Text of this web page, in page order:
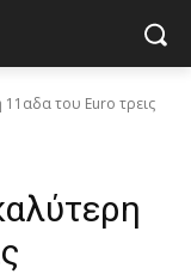
11αδα του Euro τρεις